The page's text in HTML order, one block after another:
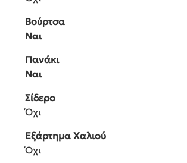
Βούρτσα
Ναι
Πανάκι
Ναι
Σίδερο
Όχι
Εξάρτημα Χαλιού
Όχι